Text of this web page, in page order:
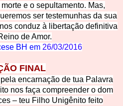
e o sepultamento. Mas,
ser testemunhas da sua
conduz à libertação definitiva
de Amor.
BH em 26/03/2016
FINAL
encarnação de tua Palavra
nos faça compreender o dom
– teu Filho Unigênito feito